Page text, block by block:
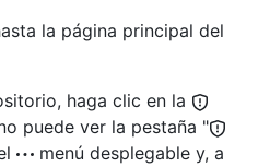
la página principal del
haga clic en la
puede ver la pestaña "
menú desplegable y, a